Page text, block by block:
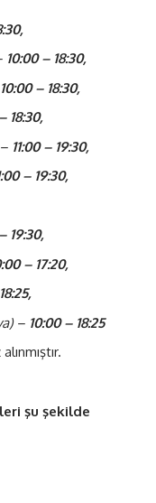
10:00 – 18:30,
10:00 – 18:30,
18:30,
11:00 – 19:30,
– 19:30,
19:30,
– 17:20,
– 10:00 – 18:25
şu şekilde